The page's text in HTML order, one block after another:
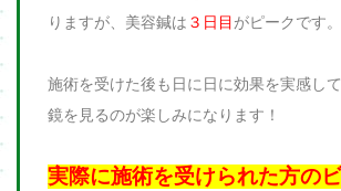
りますが、美容鍼は ３日目 がピークです。
施術を受けた後も日に日に効果を実感し
鏡を見るのが楽しみになります！
実際に施術を受けられた方の